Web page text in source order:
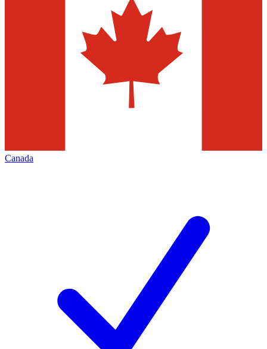
Canada